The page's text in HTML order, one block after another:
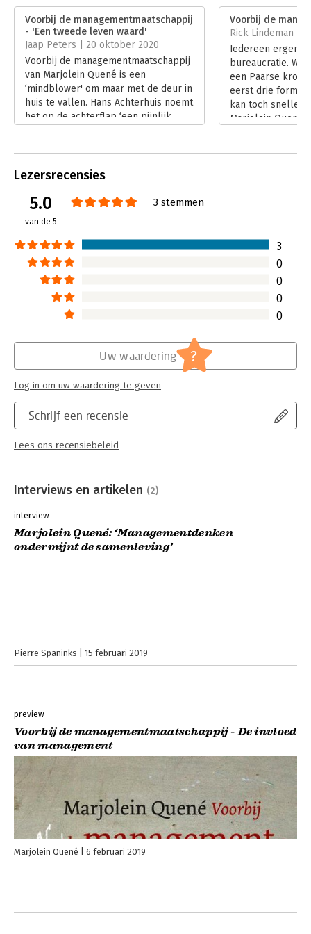
Verschijningsdatum:
Hoofdrubriek: Algemeen management
Voorbij de managementmaatschappij
- 'Een tweede leven waard'
Jaap Peters | 20 oktober 2020
Voorbij de managementmaatschappij
van Marjolein Quené is een
‘mindblower' om maar met de deur in
huis te vallen. Hans Achterhuis noemt
het op de achterflap ‘een pijnlijk
Voorbij de
Rick Lindeman | 9
Iedereen ergert
bureaucratie.
een Paarse
eerst drie
kan toch sneller
Marjolein Quené
Lezersrecensies
5.0
van de 5
3 stemmen
3
0
0
0
0
Schrijf een recensie
Lees ons recensiebeleid
Uw waardering ?
Log in om uw waardering te geven
Interviews en artikelen (2)
interview
Marjolein Quené: ‘Managementdenken
ondermijnt de samenleving’
Pierre Spaninks 15 februari 2019
preview
Voorbij de managementmaatschappij - De invloed
van management
Marjolein Quené 6 februari 2019